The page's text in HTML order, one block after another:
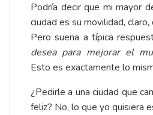
Podría decir que mi mayor
ciudad es su movilidad,
Pero suena a típica
desea para mejorar el
Esto es exactamente lo
¿Pedirle a una ciudad que
feliz? No, lo que yo quisiera